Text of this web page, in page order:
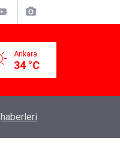
Ankara
34 °C
haberleri